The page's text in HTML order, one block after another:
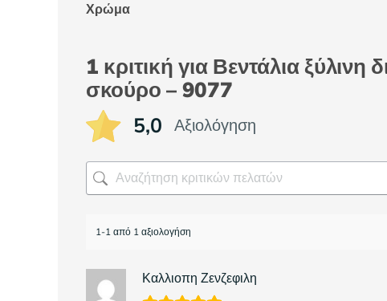
Χρώμα
1 κριτική για Βεντάλια ξύλινη
σκούρο – 9077
5,0 Αξιολόγηση
1-1 από 1 αξιολογήση
Καλλιοπη Ζενζεφιλη